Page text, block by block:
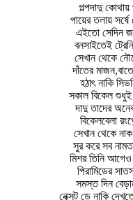
গল্পদাদু
পায়ের তলায়
এইতো সেদিন
বনসাইতেই
সেখান থেকে
দাঁতের
হঠাৎ নাকি
সকাল বিকেল
দাদু তাদের
বিকেলবেলা
সেখান থেকে
সুর করে সব
মিশর তিনি আগেও
পিরামিডের
সমস্ত দিন
নেক্সট ডে নাকি